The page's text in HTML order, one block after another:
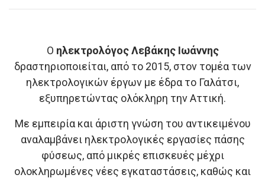
Ο ηλεκτρολόγος Λεβάκης Ιωάννης
δραστηριοποιείται, από το 2015, στον τομέα των
ηλεκτρολογικών έργων με έδρα το Γαλάτσι,
εξυπηρετώντας ολόκληρη την Αττική.
Με εμπειρία και άριστη γνώση του αντικειμένου
αναλαμβάνει ηλεκτρολογικές εργασίες πάσης
φύσεως, από μικρές επισκευές μέχρι
ολοκληρωμένες νέες εγκαταστάσεις, καθώς και